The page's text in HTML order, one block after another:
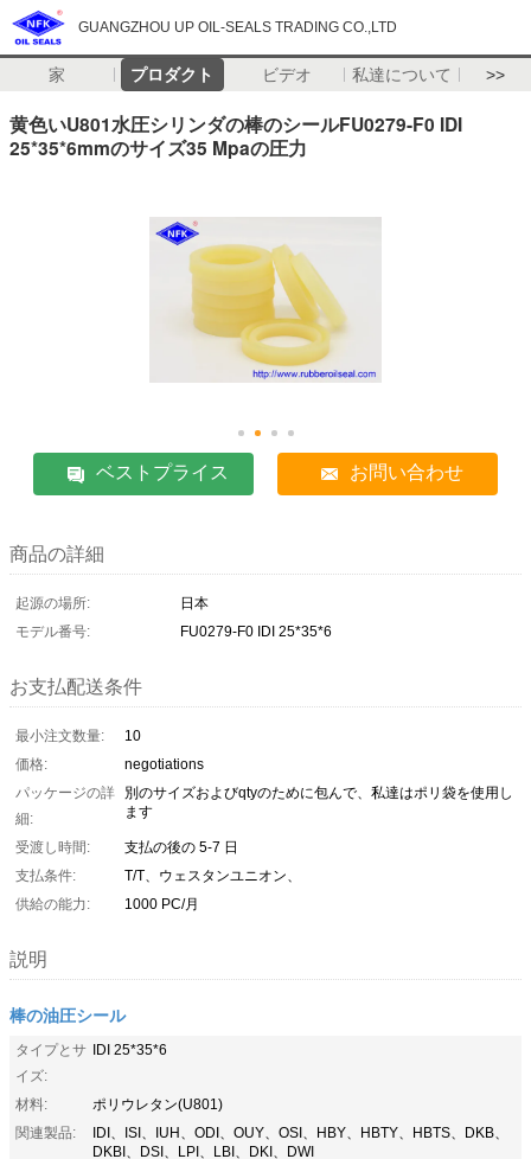
GUANGZHOU UP OIL-SEALS TRADING CO.,LTD
家 プロダクト ビデオ 私達について >>
黄色いU801水圧シリンダの棒のシールFU0279-F0 IDI
25*35*6mmのサイズ35 Mpaの圧力
ベストプライス お問い合わせ
商品の詳細
起源の場所:
日本
モデル番号:
FU0279-F0 IDI 25*35*6
お支払配送条件
最小注文数量:
10
価格:
negotiations
パッケージの詳
細:
別のサイズおよびqtyのために包んで、私達はポリ袋を使用し
ます
受渡し時間:
支払の後の 5-7 日
支払条件:
T/T、ウェスタンユニオン、
供給の能力:
1000 PC/月
説明
棒の油圧シール
タイプとサ
イズ:
IDI 25*35*6
材料:
ポリウレタン(U801)
関連製品:
IDI、ISI、IUH、ODI、OUY、OSI、HBY、HBTY、HBTS、DKB、
DKBI、DSI、LPI、LBI、DKI、DWI